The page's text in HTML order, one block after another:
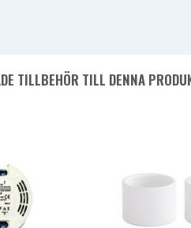
TILLBEHÖR TILL DENNA